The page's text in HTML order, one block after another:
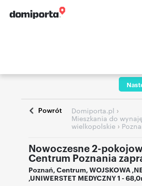
Powrót Domiporta.pl ›
Mieszkania do
wielkopolskie ›
Nowoczesne 2-
Centrum Poznania
Poznań,Centrum,WOJSKOWA
,UNIWERSTET MEDYCZNY 1 -